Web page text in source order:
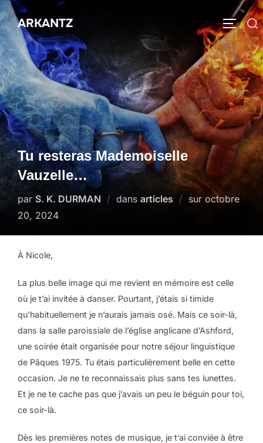
Aller
au
contenu
ARKANTZ Rechercher :
Tu resteras Mademoiselle
Vauzelle…
par S. K. DURMAN dans articles surPublié
octobre
20, 2024
À Nicole,
La plus belle image qui me revient en mémoire est celle
où je t’ai invitée à danser. Pourtant, j’étais si timide
qu’habituellement je n’aurais jamais osé. Mais ce soir-là,
dans la salle paroissiale de l’église anglicane d’Ashford,
une soirée était organisée pour notre séjour linguistique
de Pâques 1975. Tu étais particulièrement belle en cette
occasion. Je ne te reconnaissais plus sans tes lunettes.
Et je ne te cache pas que j’avais un peu le béguin pour toi,
ce soir-là.
Dès les premières notes de musique, je t’ai conviée à être